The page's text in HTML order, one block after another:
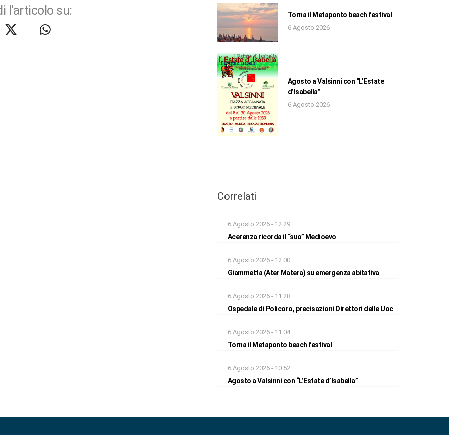
l'articolo su: Torna il Metaponto beach festival
6 Agosto 2026
Agosto a Valsinni con “L’Estate
d’Isabella”
6 Agosto 2026
Correlati
6 Agosto 2026 - 12:29
Acerenza ricorda il “suo” Medioevo
6 Agosto 2026 - 12:00
Giammetta (Ater Matera) su emergenza abitativa
6 Agosto 2026 - 11:28
Ospedale di Policoro, precisazioni Direttori delle Uoc
6 Agosto 2026 - 11:04
Torna il Metaponto beach festival
6 Agosto 2026 - 10:52
Agosto a Valsinni con “L’Estate d’Isabella”